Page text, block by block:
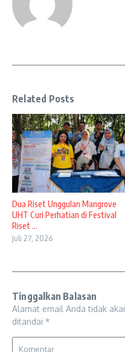
Related Posts
Dua Riset Unggulan Mangrove
UHT Curi Perhatian di Festival
Riset ...
Juli 27, 2026
Tinggalkan Balasan
Alamat email Anda tidak
ditandai *